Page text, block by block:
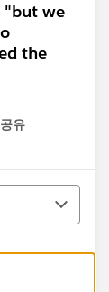
"but we
the
공유